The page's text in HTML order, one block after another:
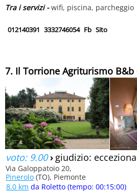
Tra i servizi -wifi, piscina, parcheggio
012140391 3332746054 Fb Sito
7. Il Torrione Agriturismo
voto: 9.00› giudizio:
Via Galoppatoio 20,
Pinerolo (TO), Piemonte
8.0 km da Roletto (tempo: 00:15:00)